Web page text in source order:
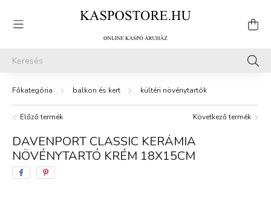
balkon és kert kültéri növénytartók
Előző termék Következő termék
DAVENPORT CLASSIC KERÁMIA
NÖVÉNYTARTÓ KRÉM 18X15CM